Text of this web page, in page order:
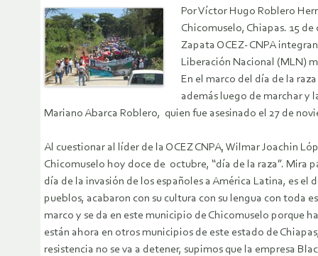
Por Víctor Hugo Roblero
Chicomuselo, Chiapas. 15
Zapata OCEZ- CNPA
Liberación Nacional (MLN)
En el marco del día de la
además luego de marchar y
Mariano Abarca Roblero, quien fue asesinado el 27 de
Al cuestionar al líder de la OCEZ CNPA, Wilmar Joachin
Chicomuselo hoy doce de octubre, “día de la raza”. Mira
día de la invasión de los españoles a América Latina, es el
pueblos, acabaron con su cultura con su lengua con toda
marco y se da en este municipio de Chicomuselo porque
están ahora en otros municipios de este estado de
resistencia no se va a detener, supimos que la empresa